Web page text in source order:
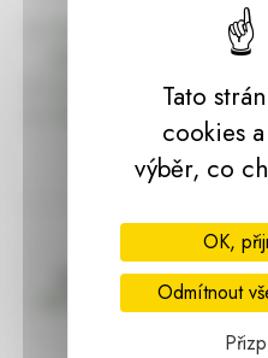
Úvodní stránku
dárky | HARASIM.info
Doprava zdarma
nad 2000 Kč bez DPH
Tato
cookies
výběr, co
OK,
Odmítnout